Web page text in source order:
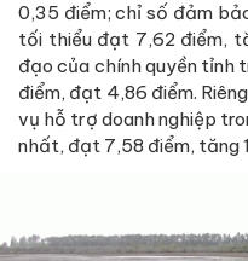
0,35 điểm; chỉ số đảm
tối thiểu đạt 7,62 điểm,
đạo của chính quyền tỉnh
điểm, đạt 4,86 điểm.
vụ hỗ trợ doanh nghiệp
nhất, đạt 7,58 điểm, tăng